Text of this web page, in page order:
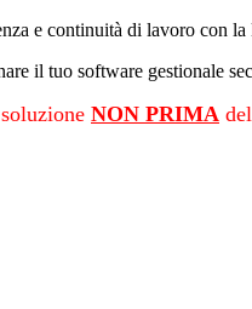
e continuità di lavoro con la
il tuo software gestionale
NON PRIMA